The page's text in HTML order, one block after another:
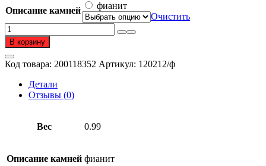
Описание камней
фианит
Очистить
Количество
товара
Серьги
детские
из
золота
пробы
фианитом
В корзину
Код товара: 200118352 Артикул: 120212/ф
Детали
Отзывы (0)
Вес 0.99
Описание камней фианит